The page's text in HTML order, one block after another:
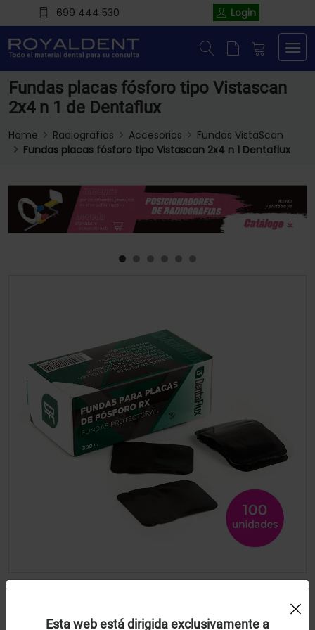
699 444 530 Login
Fundas placas fósforo tipo Vistascan
2x4 n 1 de Dentaflux
Home Radiografías Accesorios
Fundas VistaScan
Fundas placas fósforo tipo Vistascan 2x4 n 1 Dentaflux
Esta web está dirigida exclusivamente a